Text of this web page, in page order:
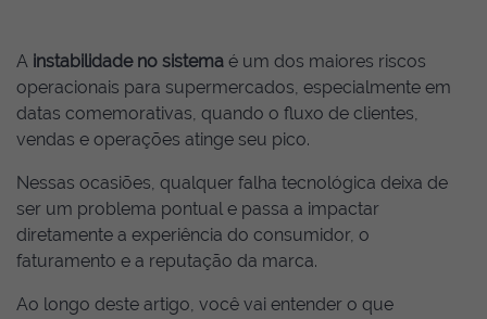
A instabilidade no sistema é um dos maiores riscos
operacionais para supermercados, especialmente em
datas comemorativas, quando o fluxo de clientes,
vendas e operações atinge seu pico.
Nessas ocasiões, qualquer falha tecnológica deixa de
ser um problema pontual e passa a impactar
diretamente a experiência do consumidor, o
faturamento e a reputação da marca.
Ao longo deste artigo, você vai entender o que